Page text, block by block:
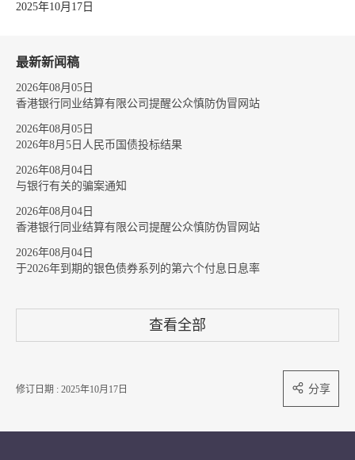
2025年10月17日
最新新闻稿
2026年08月05日
香港银行同业结算有限公司提醒公众慎防伪冒网站
2026年08月05日
2026年8月5日人民币国债投标结果
2026年08月04日
与银行有关的骗案通知
2026年08月04日
香港银行同业结算有限公司提醒公众慎防伪冒网站
2026年08月04日
于2026年到期的银色债券系列的第六个付息日息率
查看全部
修订日期 : 2025年10月17日 分享